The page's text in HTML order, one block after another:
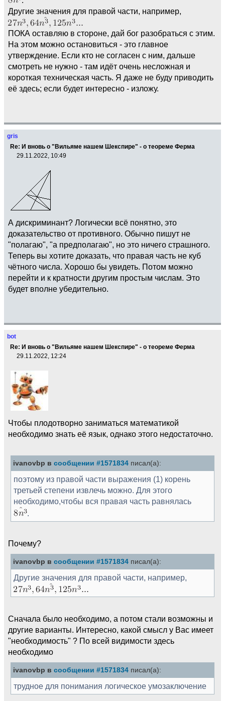
Другие значения для правой части, например,
ПОКА оставляю в стороне, дай бог разобраться с этим.
На этом можно остановиться - это главное
утверждение. Если кто не согласен с ним, дальше
смотреть не нужно - там идёт очень несложная и
короткая техническая часть. Я даже не буду приводить
её здесь; если будет интересно - изложу.
gris
Re: И вновь о "Вильяме нашем Шекспире" - о теореме Ферма
29.11.2022, 10:49
А дискриминант? Логически всё понятно, это
доказательство от противного. Обычно пишут не
"полагаю", "а предполагаю", но это ничего страшного.
Теперь вы хотите доказать, что правая часть не куб
чётного числа. Хорошо бы увидеть. Потом можно
перейти и к кратности другим простым числам. Это
будет вполне убедительно.
bot
Re: И вновь о "Вильяме нашем Шекспире" - о теореме Ферма
29.11.2022, 12:24
Чтобы плодотворно заниматься математикой
необходимо знать её язык, однако этого недостаточно.
ivanovbp в сообщении #1571834 писал(а):
поэтому из правой части выражения (1) корень
третьей степени извлечь можно. Для этого
необходимо,чтобы вся правая часть равнялась
Почему?
ivanovbp в сообщении #1571834 писал(а):
Другие значения для правой части, например,
Сначала было необходимо, а потом стали возможны и
другие варианты. Интересно, какой смысл у Вас имеет
"необходимость" ? По всей видимости здесь
необходимо
ivanovbp в сообщении #1571834 писал(а):
трудное для понимания логическое умозаключение